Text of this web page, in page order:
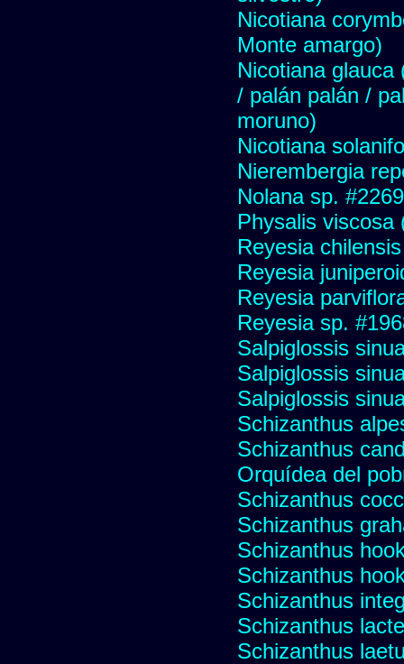
Nicotiana
Monte amargo)
Nicotiana glauca
/ palán palán /
moruno)
Nicotiana
Nierembergia
Nolana sp. #2269
Physalis viscosa
Reyesia chilensis
Reyesia
Reyesia
Reyesia sp.
Salpiglossis
Salpiglossis
Salpiglossis
Schizanthus
Schizanthus
Orquídea del
Schizanthus
Schizanthus
Schizanthus
Schizanthus
Schizanthus
Schizanthus
Schizanthus